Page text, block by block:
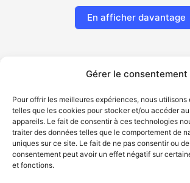
Gérer le consentement
Pour offrir les meilleures expériences, nous
telles que les cookies pour stocker et/ou accéder
appareils. Le fait de consentir à ces technologies
traiter des données telles que le comportement de
uniques sur ce site. Le fait de ne pas consentir ou
consentement peut avoir un effet négatif sur
et fonctions.
En afficher davantage
© Gouvernement du Québec,